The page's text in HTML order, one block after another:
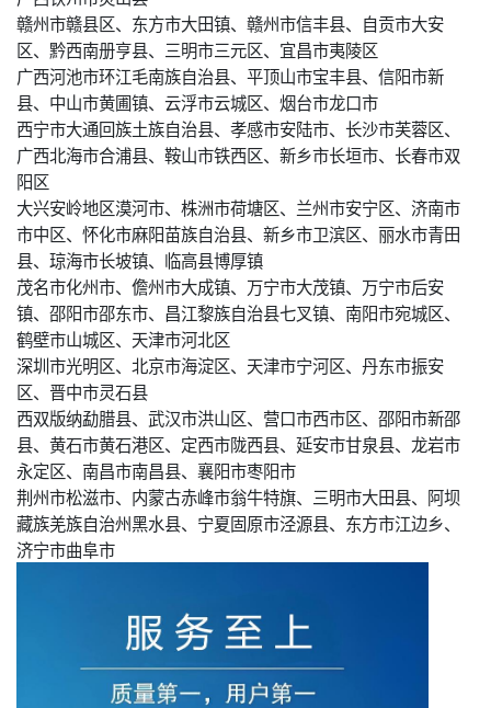
赣州市赣县区、东方市大田镇、赣州市信丰县、自贡市大安
区、黔西南册亨县、三明市三元区、宜昌市夷陵区
广西河池市环江毛南族自治县、平顶山市宝丰县、信阳市新
县、中山市黄圃镇、云浮市云城区、烟台市龙口市
西宁市大通回族土族自治县、孝感市安陆市、长沙市芙蓉区、
广西北海市合浦县、鞍山市铁西区、新乡市长垣市、长春市双
阳区
大兴安岭地区漠河市、株洲市荷塘区、兰州市安宁区、济南市
市中区、怀化市麻阳苗族自治县、新乡市卫滨区、丽水市青田
县、琼海市长坡镇、临高县博厚镇
茂名市化州市、儋州市大成镇、万宁市大茂镇、万宁市后安
镇、邵阳市邵东市、昌江黎族自治县七叉镇、南阳市宛城区、
鹤壁市山城区、天津市河北区
深圳市光明区、北京市海淀区、天津市宁河区、丹东市振安
区、晋中市灵石县
西双版纳勐腊县、武汉市洪山区、营口市西市区、邵阳市新邵
县、黄石市黄石港区、定西市陇西县、延安市甘泉县、龙岩市
永定区、南昌市南昌县、襄阳市枣阳市
荆州市松滋市、内蒙古赤峰市翁牛特旗、三明市大田县、阿坝
藏族羌族自治州黑水县、宁夏固原市泾源县、东方市江边乡、
济宁市曲阜市